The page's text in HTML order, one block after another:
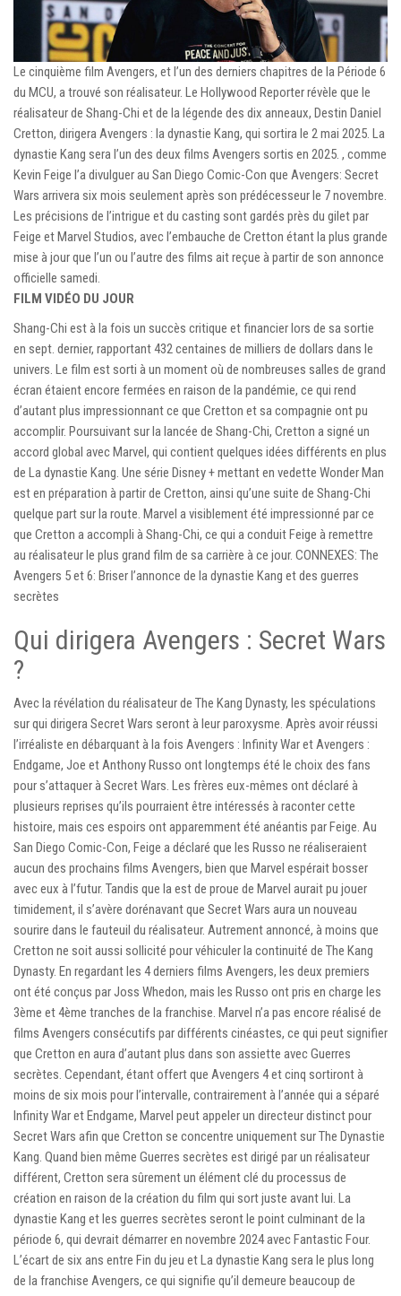
Le cinquième film Avengers, et l’un des derniers chapitres de la Période 6
du MCU, a trouvé son réalisateur. Le Hollywood Reporter révèle que le
réalisateur de Shang-Chi et de la légende des dix anneaux, Destin Daniel
Cretton, dirigera Avengers : la dynastie Kang, qui sortira le 2 mai 2025. La
dynastie Kang sera l’un des deux films Avengers sortis en 2025. , comme
Kevin Feige l’a divulguer au San Diego Comic-Con que Avengers: Secret
Wars arrivera six mois seulement après son prédécesseur le 7 novembre.
Les précisions de l’intrigue et du casting sont gardés près du gilet par
Feige et Marvel Studios, avec l’embauche de Cretton étant la plus grande
mise à jour que l’un ou l’autre des films ait reçue à partir de son annonce
officielle samedi.
FILM VIDÉO DU JOUR
Shang-Chi est à la fois un succès critique et financier lors de sa sortie
en sept. dernier, rapportant 432 centaines de milliers de dollars dans le
univers. Le film est sorti à un moment où de nombreuses salles de grand
écran étaient encore fermées en raison de la pandémie, ce qui rend
d’autant plus impressionnant ce que Cretton et sa compagnie ont pu
accomplir. Poursuivant sur la lancée de Shang-Chi, Cretton a signé un
accord global avec Marvel, qui contient quelques idées différents en plus
de La dynastie Kang. Une série Disney + mettant en vedette Wonder Man
est en préparation à partir de Cretton, ainsi qu’une suite de Shang-Chi
quelque part sur la route. Marvel a visiblement été impressionné par ce
que Cretton a accompli à Shang-Chi, ce qui a conduit Feige à remettre
au réalisateur le plus grand film de sa carrière à ce jour. CONNEXES: The
Avengers 5 et 6: Briser l’annonce de la dynastie Kang et des guerres
secrètes
Qui dirigera Avengers : Secret Wars
?
Avec la révélation du réalisateur de The Kang Dynasty, les spéculations
sur qui dirigera Secret Wars seront à leur paroxysme. Après avoir réussi
l’irréaliste en débarquant à la fois Avengers : Infinity War et Avengers :
Endgame, Joe et Anthony Russo ont longtemps été le choix des fans
pour s’attaquer à Secret Wars. Les frères eux-mêmes ont déclaré à
plusieurs reprises qu’ils pourraient être intéressés à raconter cette
histoire, mais ces espoirs ont apparemment été anéantis par Feige. Au
San Diego Comic-Con, Feige a déclaré que les Russo ne réaliseraient
aucun des prochains films Avengers, bien que Marvel espérait bosser
avec eux à l’futur. Tandis que la est de proue de Marvel aurait pu jouer
timidement, il s’avère dorénavant que Secret Wars aura un nouveau
sourire dans le fauteuil du réalisateur. Autrement annoncé, à moins que
Cretton ne soit aussi sollicité pour véhiculer la continuité de The Kang
Dynasty. En regardant les 4 derniers films Avengers, les deux premiers
ont été conçus par Joss Whedon, mais les Russo ont pris en charge les
3ème et 4ème tranches de la franchise. Marvel n’a pas encore réalisé de
films Avengers consécutifs par différents cinéastes, ce qui peut signifier
que Cretton en aura d’autant plus dans son assiette avec Guerres
secrètes. Cependant, étant offert que Avengers 4 et cinq sortiront à
moins de six mois pour l’intervalle, contrairement à l’année qui a séparé
Infinity War et Endgame, Marvel peut appeler un directeur distinct pour
Secret Wars afin que Cretton se concentre uniquement sur The Dynastie
Kang. Quand bien même Guerres secrètes est dirigé par un réalisateur
différent, Cretton sera sûrement un élément clé du processus de
création en raison de la création du film qui sort juste avant lui. La
dynastie Kang et les guerres secrètes seront le point culminant de la
période 6, qui devrait démarrer en novembre 2024 avec Fantastic Four.
L’écart de six ans entre Fin du jeu et La dynastie Kang sera le plus long
de la franchise Avengers, ce qui signifie qu’il demeure beaucoup de